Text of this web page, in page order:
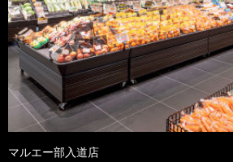
マルエー部入道店